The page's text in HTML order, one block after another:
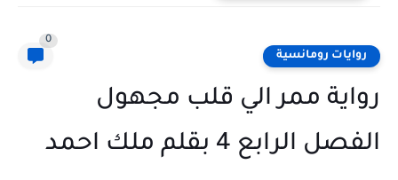
روايات رومانسية
0
رواية ممر الي قلب مجهول
الفصل الرابع 4 بقلم ملك احمد